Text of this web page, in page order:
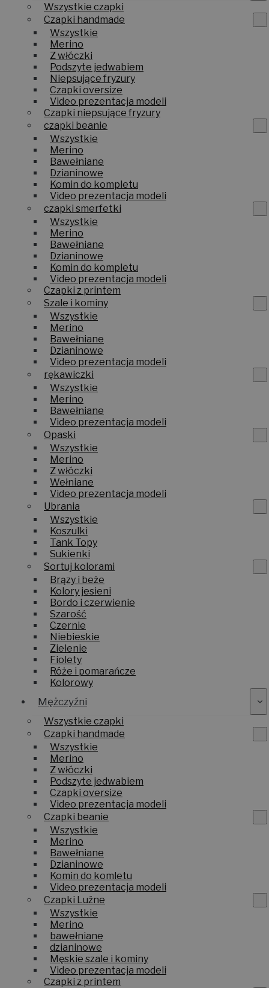
Wszystkie czapki
Czapki handmade
Wszystkie
Merino
Z włóczki
Podszyte jedwabiem
Niepsujące fryzury
Czapki oversize
Video prezentacja modeli
Czapki niepsujące fryzury
czapki beanie
Wszystkie
Merino
Bawełniane
Dzianinowe
Komin do kompletu
Video prezentacja modeli
czapki smerfetki
Wszystkie
Merino
Bawełniane
Dzianinowe
Komin do kompletu
Video prezentacja modeli
Czapki z printem
Szale i kominy
Wszystkie
Merino
Bawełniane
Dzianinowe
Video prezentacja modeli
rękawiczki
Wszystkie
Merino
Bawełniane
Video prezentacja modeli
Opaski
Wszystkie
Merino
Z włóczki
Wełniane
Video prezentacja modeli
Ubrania
Wszystkie
Koszulki
Tank Topy
Sukienki
Sortuj kolorami
Brązy i beże
Kolory jesieni
Bordo i czerwienie
Szarość
Czernie
Niebieskie
Zielenie
Fiolety
Róże i pomarańcze
Kolorowy
Mężczyźni
Wszystkie czapki
Czapki handmade
Wszystkie
Merino
Z włóczki
Podszyte jedwabiem
Czapki oversize
Video prezentacja modeli
Czapki beanie
Wszystkie
Merino
Bawełniane
Dzianinowe
Komin do komletu
Video prezentacja modeli
Czapki Luźne
Wszystkie
Merino
bawełniane
dzianinowe
Męskie szale i kominy
Video prezentacja modeli
Czapki z printem